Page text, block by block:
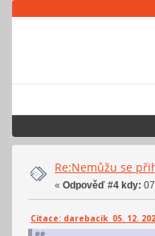
Re:Nemůžu se
« Odpověď #4 kdy:
Citace: darebacik 05. 12.